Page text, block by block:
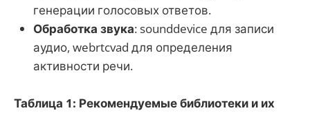
генерации голосовых ответов.
Обработка звука: sounddevice для записи
аудио, webrtcvad для определения
активности речи.
Таблица 1: Рекомендуемые библиотеки и их